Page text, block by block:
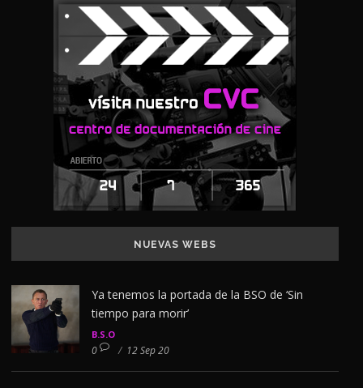
NUEVAS WEBS
Ya tenemos la portada de la BSO de ‘Sin
tiempo para morir’
B.S.O
0 / 12 Sep 20